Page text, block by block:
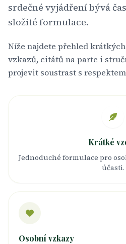
srdečné vyjádření bývá
složité formulace.
Níže najdete přehled
vzkazů, citátů na parte i
projevit soustrast s
Krátké
Jednoduché formulace pro
účasti.
Osobní vzkazy